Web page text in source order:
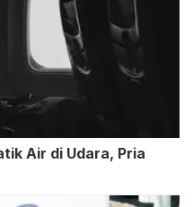
Air di Udara, Pria